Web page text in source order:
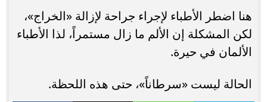
هنا اضطر الأطباء لإجراء جراحة لإزالة «الخراج»،
لكن المشكلة إن الألم ما زال مستمراً، لذا الأطباء
الألمان في حيرة.
الحالة ليست «سرطاناً»، حتى هذه اللحظة.